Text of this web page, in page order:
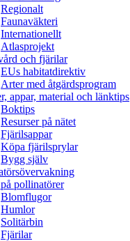
Regionalt
Faunaväkteri
Internationellt
Atlasprojekt
och fjärilar
EUs habitatdirektiv
Arter med åtgärdsprogram
appar, material och länktips
Boktips
Resurser på nätet
Fjärilsappar
Köpa fjärilsprylar
Bygg själv
pollinatörer
Blomflugor
Humlor
Solitärbin
Fjärilar